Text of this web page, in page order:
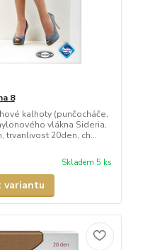
8
kalhoty (punčocháče,
vlákna Sideria,
trvanlivost 20den, ch...
Skladem 5 ks
variantu